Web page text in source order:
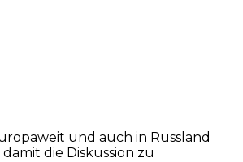
und auch in Russland
die Diskussion zu